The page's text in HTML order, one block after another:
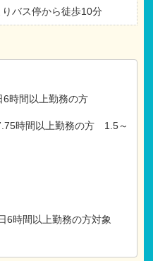
バス停から徒歩10分
時間以上勤務の方
務の方 1.5～
6時間以上勤務の方対象